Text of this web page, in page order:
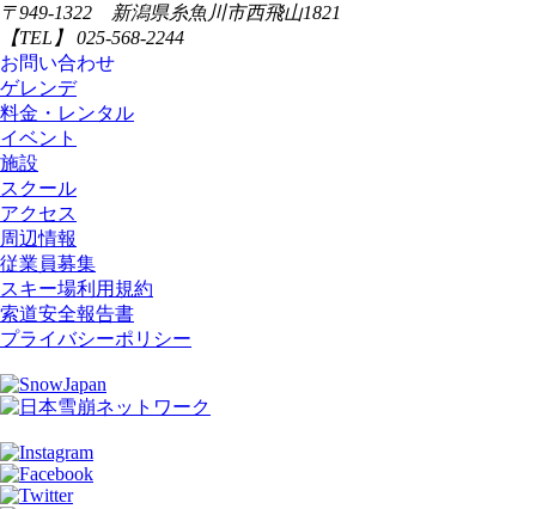
〒949-1322 新潟県糸魚川市西飛山1821
【TEL】 025-568-2244
お問い合わせ
ゲレンデ
料金・レンタル
イベント
施設
スクール
アクセス
周辺情報
従業員募集
スキー場利用規約
索道安全報告書
プライバシーポリシー